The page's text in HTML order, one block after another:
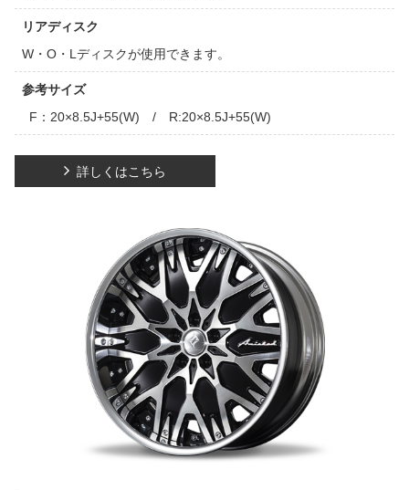
リアディスク
W・O・Lディスクが使用できます。
参考サイズ
F：20×8.5J+55(W) / R:20×8.5J+55(W)
詳しくはこちら